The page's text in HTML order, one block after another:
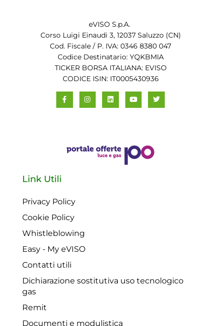
eVISO S.p.A.
Corso Luigi Einaudi 3, 12037 Saluzzo (CN)
Cod. Fiscale / P. IVA: 0346 8380 047
Codice Destinatario: YQKBMIA
TICKER BORSA ITALIANA: EVISO
CODICE ISIN: IT0005430936
Link Utili
Privacy Policy
Cookie Policy
Whistleblowing
Easy - My eVISO
Contatti utili
Dichiarazione sostitutiva uso tecnologico
gas
Remit
Documenti e modulistica